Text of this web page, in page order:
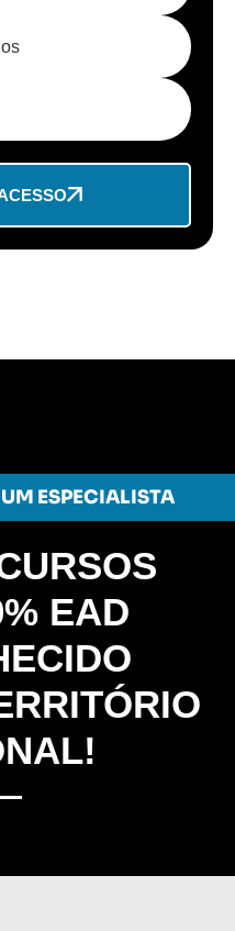
ESPECIALISTA
EAD